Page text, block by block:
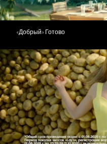
«Добрый» Готово